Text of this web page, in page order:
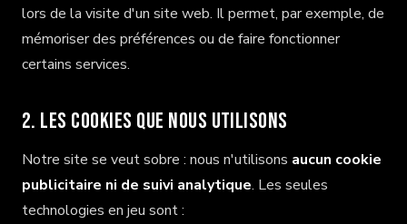
lors de la visite d'un site web. Il permet, par exemple, de
mémoriser des préférences ou de faire fonctionner
certains services.
2. Les cookies que nous utilisons
Notre site se veut sobre : nous n'utilisons aucun cookie
publicitaire ni de suivi analytique. Les seules
technologies en jeu sont :